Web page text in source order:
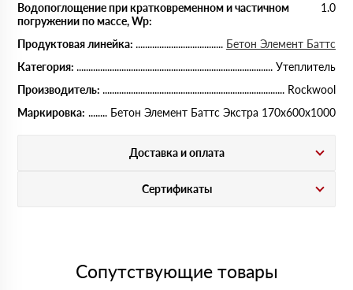
Водопоглощение при кратковременном и частичном
погружении по массе, Wp:
1.0
Продуктовая линейка:
Бетон Элемент Баттс
Категория:
Утеплитель
Производитель:
Rockwool
Маркировка:
Бетон Элемент Баттс Экстра 170х600х1000
Доставка и оплата
Сертификаты
Сопутствующие товары